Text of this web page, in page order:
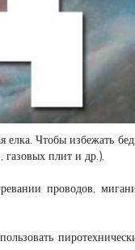
елка. Чтобы избежать
газовых плит и др.).
проводов,